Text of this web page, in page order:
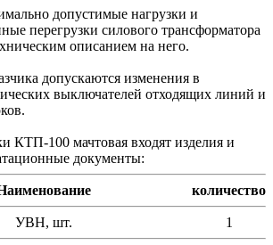
допустимые нагрузки и
перегрузки силового трансформатора
описанием на него.
допускаются изменения в
выключателей отходящих линий и
КТП-100 мачтовая входят изделия и
документы:
количество
УВН, шт. 1